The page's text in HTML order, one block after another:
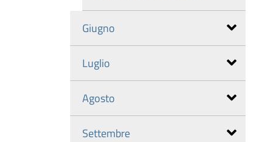
Giugno
Luglio
Agosto
Settembre